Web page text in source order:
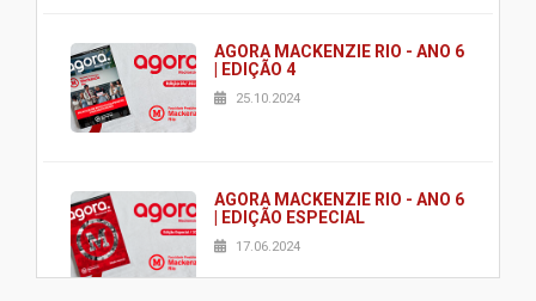
AGORA MACKENZIE RIO - ANO 6
| EDIÇÃO 4
25.10.2024
AGORA MACKENZIE RIO - ANO 6
| EDIÇÃO ESPECIAL
17.06.2024